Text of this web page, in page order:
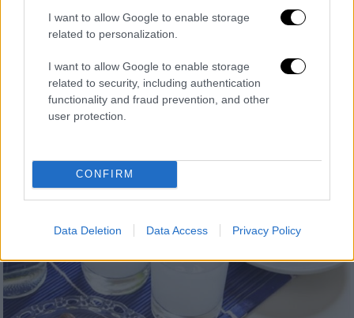
I want to allow Google to enable storage
related to personalization.
I want to allow Google to enable storage
related to security, including authentication
functionality and fraud prevention, and other
user protection.
CONFIRM
Data Deletion Data Access Privacy Policy
Του ούζου και του τσίπουρου -
Κροκετάκια παστού μπακαλιάρου
Ζεστός μεζές να μοιραστείτε με την παρέα
συνοδεύοντας το απόσταγμα της επιλογής